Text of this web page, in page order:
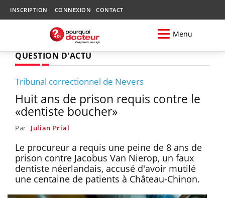
INSCRIPTION CONNEXION CONTACT
Menu
QUESTION D'ACTU
Tribunal correctionnel de Nevers
Huit ans de prison requis contre le
«dentiste boucher»
Par Julian Prial
Le procureur a requis une peine de 8 ans de
prison contre Jacobus Van Nierop, un faux
dentiste néerlandais, accusé d'avoir mutilé
une centaine de patients à Château-Chinon.